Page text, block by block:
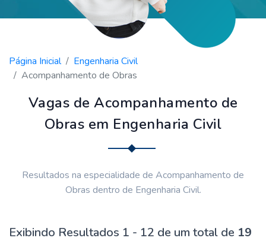
Página Inicial
Engenharia Civil
Acompanhamento de Obras
Vagas de Acompanhamento de
Obras em Engenharia Civil
Resultados na especialidade de Acompanhamento de
Obras dentro de Engenharia Civil.
Exibindo Resultados 1 - 12 de um total de 19